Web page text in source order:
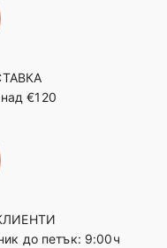
€120
до петък: 9:00ч